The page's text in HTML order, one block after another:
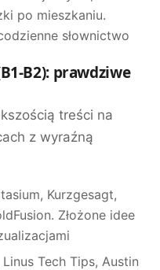
po mieszkaniu.
słownictwo
B2): prawdziwe
treści na
z wyraźną
Kurzgesagt,
Złożone idee
Tech Tips, Austin